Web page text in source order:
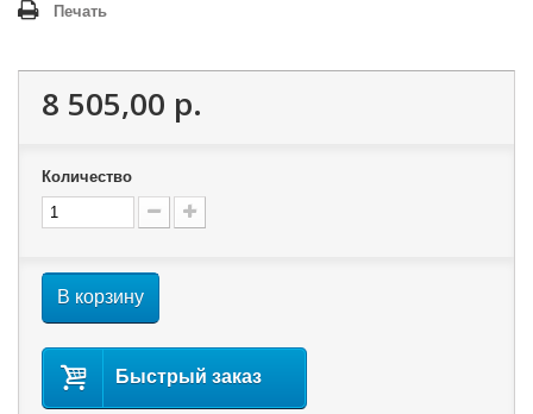
Печать
8 505,00 р.
Количество
В корзину
Быстрый заказ